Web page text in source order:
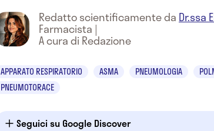
Redatto scientificamente da Dr.ssa
Farmacista |
A cura di Redazione
APPARATO RESPIRATORIO ASMA PNEUMOLOGIA
PNEUMOTORACE
Seguici su Google Discover